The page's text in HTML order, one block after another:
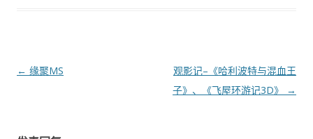
文
← 缘聚MS
观影记–《哈利波特与混血王
子》、《飞屋环游记3D》
→